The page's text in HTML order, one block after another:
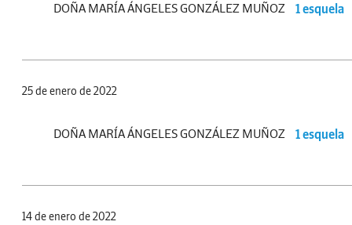
DOÑA MARÍA ÁNGELES GONZÁLEZ MUÑOZ 1 esquela
25 de enero de 2022
DOÑA MARÍA ÁNGELES GONZÁLEZ MUÑOZ 1 esquela
14 de enero de 2022